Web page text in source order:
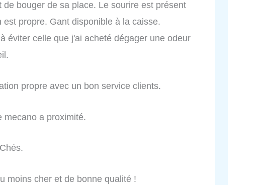
de bouger de sa place. Le sourire est présent
propre. Gant disponible à la caisse.
éviter celle que j'ai acheté dégager une odeur
propre avec un bon service clients.
mecano a proximité.
moins cher et de bonne qualité !